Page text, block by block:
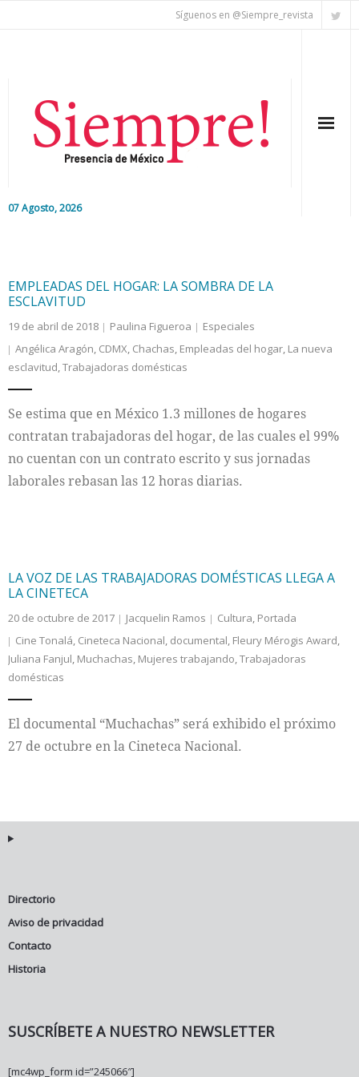
Síguenos en @Siempre_revista
07 Agosto, 2026
Colaboradores
Cultura
EMPLEADAS DEL HOGAR: LA SOMBRA DE LA
ESCLAVITUD
19 de abril de 2018 Paulina Figueroa
Especiales
Angélica Aragón, CDMX, Chachas, Empleadas del hogar, La nueva
esclavitud,Trabajadoras domésticas
Se estima que en México 1.3 millones de hogares
contratan trabajadoras del hogar, de las cuales el 99%
no cuentan con un contrato escrito y sus jornadas
laborales rebasan las 12 horas diarias.
LA VOZ DE LAS TRABAJADORAS DOMÉSTICAS LLEGA A
LA CINETECA
20 de octubre de 2017 Jacquelin Ramos Cultura, Portada
Cine Tonalá, Cineteca Nacional, documental, Fleury Mérogis Award,
Juliana Fanjul, Muchachas, Mujeres trabajando,Trabajadoras
domésticas
El documental “Muchachas” será exhibido el próximo
27 de octubre en la Cineteca Nacional.
Directorio
Aviso de privacidad
Contacto
Historia
SUSCRÍBETE A NUESTRO NEWSLETTER
[mc4wp_form id=”245066″]